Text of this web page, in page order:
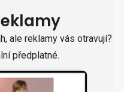
ale reklamy vás otravují?
předplatné.